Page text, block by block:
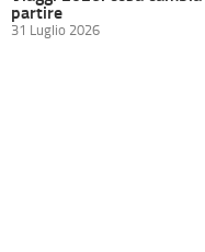
partire
31 Luglio 2026